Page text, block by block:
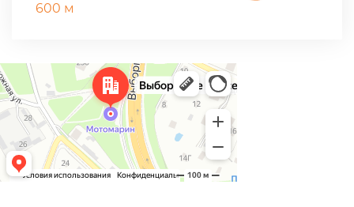
600 м